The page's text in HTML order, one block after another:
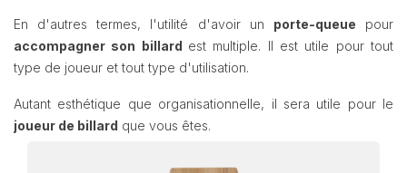
En d'autres termes, l'utilité d'avoir un porte-queue pour
accompagner son billard est multiple. Il est utile pour tout
type de joueur et tout type d'utilisation.
Autant esthétique que organisationnelle, il sera utile pour le
joueur de billard que vous êtes.